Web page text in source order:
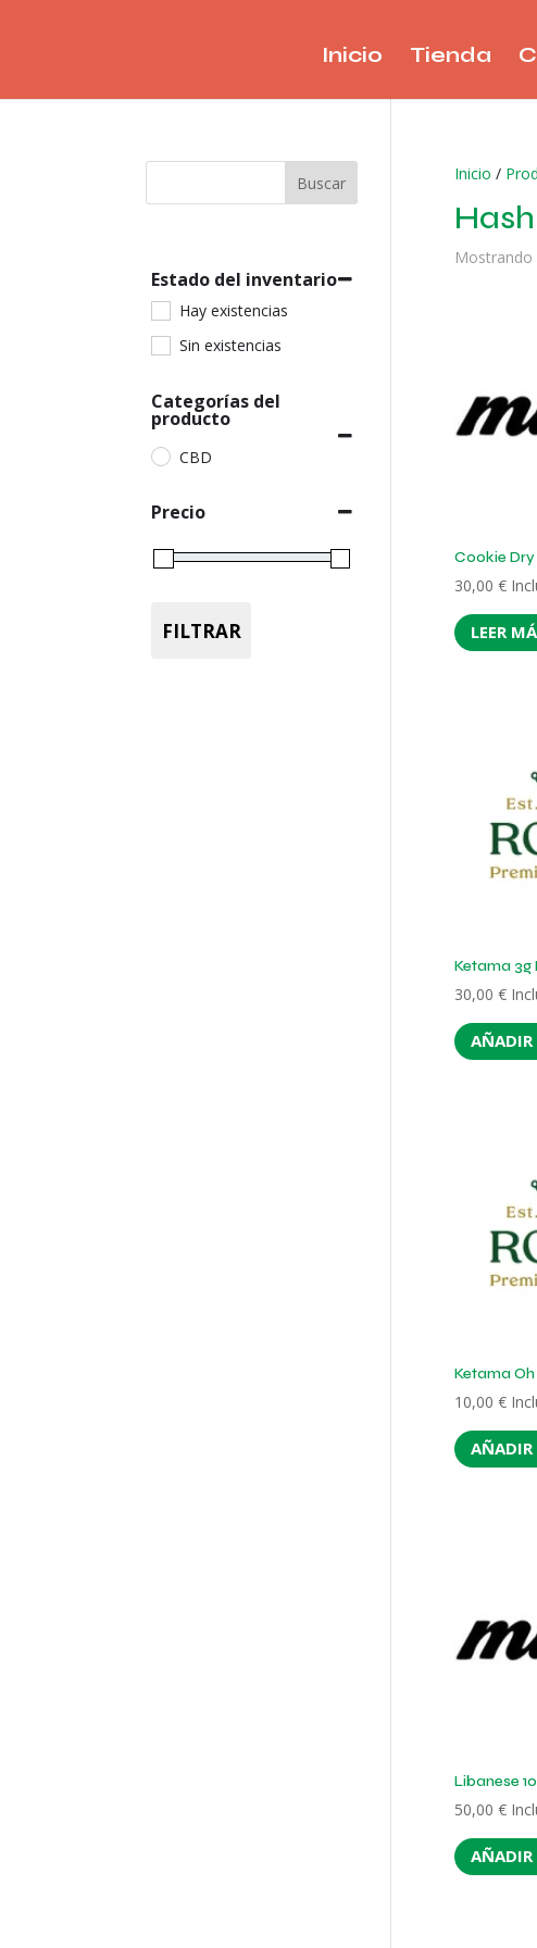
Inicio Tienda
Inicio /
Hash
Mostrando
Cookie Dry
30,00 €
LEER
Ketama 3g
30,00 €
AÑADIR
Ketama Oh
10,00 €
AÑADIR
Libanese
50,00 €
AÑADIR
Buscar
Estado del inventario
Hay existencias
Sin existencias
Categorías del
producto
CBD
Precio
FILTRAR